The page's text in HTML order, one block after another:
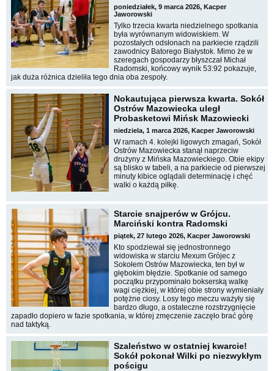
poniedziałek, 9 marca 2026, Kacper
Jaworowski
Tylko trzecia kwarta niedzielnego spotkania
była wyrównanym widowiskiem. W
pozostałych odsłonach na parkiecie rządzili
zawodnicy Batorego Białystok. Mimo że w
szeregach gospodarzy błyszczał Michał
Radomski, końcowy wynik 53:92 pokazuje,
jak duża różnica dzieliła tego dnia oba zespoły.
Nokautująca pierwsza kwarta. Sokół
Ostrów Mazowiecka uległ
Probasketowi Mińsk Mazowiecki
niedziela, 1 marca 2026, Kacper Jaworowski
W ramach 4. kolejki ligowych zmagań, Sokół
Ostrów Mazowiecka stanął naprzeciw
drużyny z Mińska Mazowieckiego. Obie ekipy
są blisko w tabeli, a na parkiecie od pierwszej
minuty kibice oglądali determinację i chęć
walki o każdą piłkę.
Starcie snajperów w Grójcu.
Marciński kontra Radomski
piątek, 27 lutego 2026, Kacper Jaworowski
Kto spodziewał się jednostronnego
widowiska w starciu Mexum Grójec z
Sokołem Ostrów Mazowiecka, ten był w
głębokim błędzie. Spotkanie od samego
początku przypominało bokserską walkę
wagi ciężkiej, w której obie strony wymieniały
potężne ciosy. Losy tego meczu ważyły się
bardzo długo, a ostateczne rozstrzygnięcie
zapadło dopiero w fazie spotkania, w której zmęczenie zaczęło brać górę
nad taktyką.
Szaleństwo w ostatniej kwarcie!
Sokół pokonał Wilki po niezwykłym
pościgu